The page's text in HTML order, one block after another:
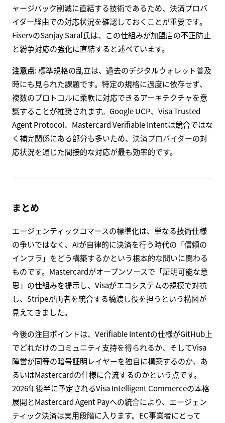
ャージバック削減に直結する技術であるため、決済プロバ
イダー経由での対応状況を確認しておくことが重要です。
FiservのSanjay Saraf氏は、この仕組みが加盟店の不正防止
と紛争対応の強化に直結すると述べています。
注意点: 標準規格の乱立は、過去のデジタルウォレット普及
時にも見られた課題です。特定の規格に過度に依存せず、
複数のプロトコルに柔軟に対応できるアーキテクチャを意
識することが推奨されます。Google UCP、Visa Trusted
Agent Protocol、Mastercard Verifiable Intentは競合ではな
く補完関係にある部分も多いため、 決済プロバイダーの対
応状況を通じた間接的な対応が最も効率的です。
まとめ
エージェンティックコマースの標準化は、単なる技術仕様
の争いではなく、AIが自律的に決済を行う時代の「信頼の
インフラ」をどう構築するかという根本的な問いに関わる
ものです。Mastercardがオープンソースで「証明可能な意
思」の仕組みを提示し、Visaがエコシステムの規模で対抗
し、Stripeが両者を統合する橋渡し役を担うという構図が
見えてきました。
今後の注目ポイントは、Verifiable Intentの仕様がGitHub上
でどれだけのコミュニティ支持を得られるか、そしてVisa
陣営が同等の暗号証明レイヤーを独自に構築するのか、あ
るいはMastercardの仕様に合流するのかという点です。
2026年後半に予定されるVisa Intelligent Commerceの本格
展開とMastercard Agent Payへの統合により、エージェン
ティック決済は実用段階に入ります。EC事業者にとって